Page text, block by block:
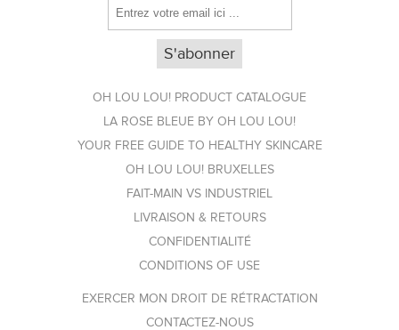
OH LOU LOU! PRODUCT CATALOGUE
LA ROSE BLEUE BY OH LOU LOU!
YOUR FREE GUIDE TO HEALTHY SKINCARE
OH LOU LOU! BRUXELLES
FAIT-MAIN VS INDUSTRIEL
LIVRAISON & RETOURS
CONFIDENTIALITÉ
CONDITIONS OF USE
EXERCER MON DROIT DE RÉTRACTATION
CONTACTEZ-NOUS